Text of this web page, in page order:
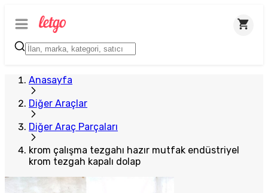
Anasayfa
Diğer Araçlar
Diğer Araç Parçaları
krom çalışma tezgahı hazır mutfak endüstriyel
krom tezgah kapalı dolap